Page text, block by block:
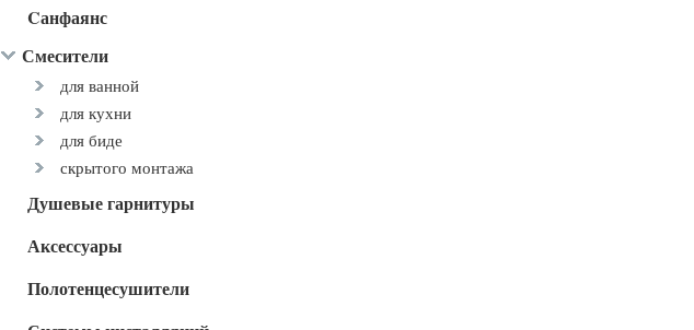
Cанфаянс
Смесители
для ванной
для кухни
для биде
скрытого монтажа
Душевые гарнитуры
Аксессуары
Полотенцесушители